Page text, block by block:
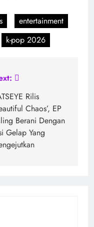
entertainment
k-pop 2026
Rilis
Chaos’, EP
Berani Dengan
Gelap Yang